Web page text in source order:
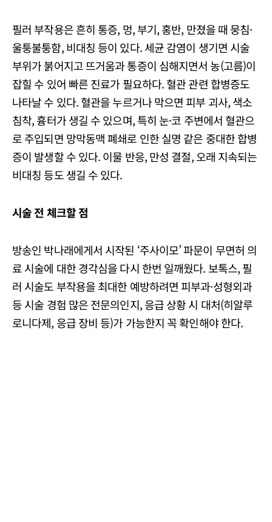
필러 부작용은 흔히 통증, 멍, 부기, 홍반, 만졌을 때 뭉침·
울퉁불퉁함, 비대칭 등이 있다. 세균 감염이 생기면 시술
부위가 붉어지고 뜨거움과 통증이 심해지면서 농(고름)이
잡힐 수 있어 빠른 진료가 필요하다. 혈관 관련 합병증도
나타날 수 있다. 혈관을 누르거나 막으면 피부 괴사, 색소
침착, 흉터가 생길 수 있으며, 특히 눈·코 주변에서 혈관으
로 주입되면 망막동맥 폐쇄로 인한 실명 같은 중대한 합병
증이 발생할 수 있다. 이물 반응, 만성 결절, 오래 지속되는
비대칭 등도 생길 수 있다.
시술 전 체크할 점
방송인 박나래에게서 시작된 ‘주사이모’ 파문이 무면허 의
료 시술에 대한 경각심을 다시 한번 일깨웠다. 보톡스, 필
러 시술도 부작용을 최대한 예방하려면 피부과·성형외과
등 시술 경험 많은 전문의인지, 응급 상황 시 대처(히알루
로니다제, 응급 장비 등)가 가능한지 꼭 확인해야 한다.